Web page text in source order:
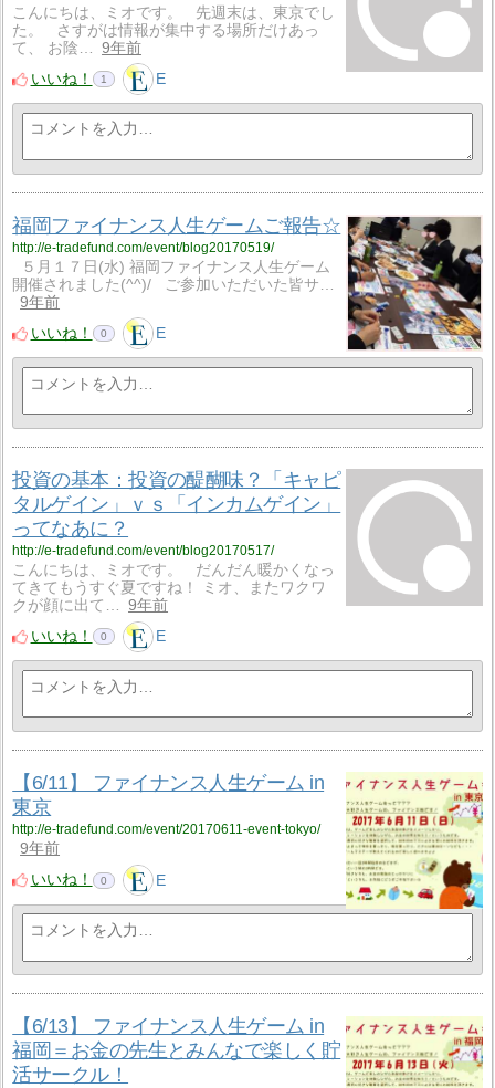
こんにちは、ミオです。 先週末は、東京でし
た。 さすがは情報が集中する場所だけあっ
て、 お陰…
9年前
いいね！
1 E
福岡ファイナンス人生ゲームご報告☆
http://e-tradefund.com/event/blog20170519/
５月１７日(水) 福岡ファイナンス人生ゲーム
開催されました(^^)/ ご参加いただいた皆サ…
9年前
いいね！
0 E
投資の基本：投資の醍醐味？「キャピ
タルゲイン」ｖｓ「インカムゲイン」
ってなあに？
http://e-tradefund.com/event/blog20170517/
こんにちは、ミオです。 だんだん暖かくなっ
てきてもうすぐ夏ですね！ ミオ、またワクワ
クが顔に出て…
9年前
いいね！
0 E
【6/11】 ファイナンス人生ゲーム in
東京
http://e-tradefund.com/event/20170611-event-tokyo/
9年前
いいね！
0 E
【6/13】 ファイナンス人生ゲーム in
福岡＝お金の先生とみんなで楽しく貯
活サークル！